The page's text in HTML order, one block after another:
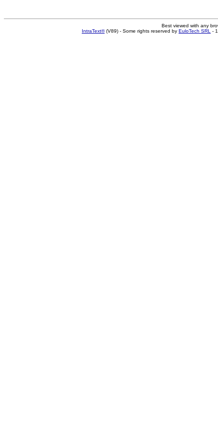
Best viewed with any
IntraText®(V89) - Some rights reserved by EuloTech SRL -